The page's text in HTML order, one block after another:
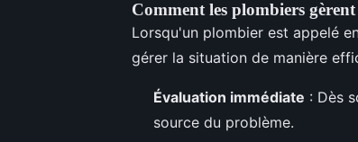
Comment les plombiers
Lorsqu'un plombier est appelé
gérer la situation de manière
Évaluation immédiate : Dès
source du problème.